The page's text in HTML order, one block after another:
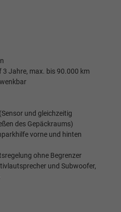
Jahre, max. bis 90.000 km
und gleichzeitig
des Gepäckraums)
vorne und hinten
ohne Begrenzer
und Subwoofer,